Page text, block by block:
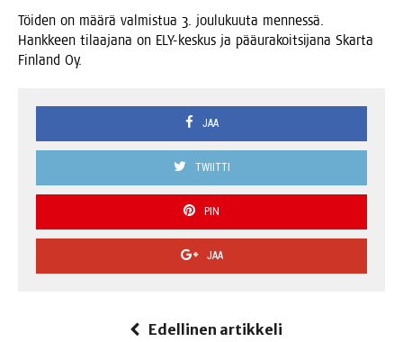
Töi­den on mää­rä val­mis­tua 3. jou­lu­kuu­ta men­nes­sä.
Hank­keen tilaa­ja­na on ELY-kes­kus ja pää­ura­koit­si­ja­na Skar­ta
Fin­land Oy.
JAA
TWIITTI
PIN
JAA
Edellinen artikkeli